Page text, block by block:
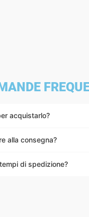
acquistarlo?
alla consegna?
di spedizione?